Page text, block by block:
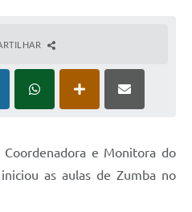
e Monitora do
as aulas de Zumba no